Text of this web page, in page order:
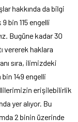
hakkında da bilgi
bin 115 engelli
Bugüne kadar 30
vererek haklara
sıra, ilimizdeki
149 engelli
erişilebilirlik
yer alıyor. Bu
2 binin üzerinde